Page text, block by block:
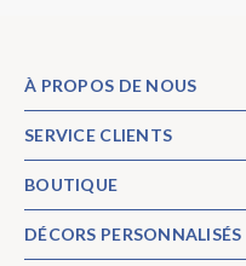
À PROPOS DE NOUS
SERVICE CLIENTS
BOUTIQUE
DÉCORS PERSONNALISÉS